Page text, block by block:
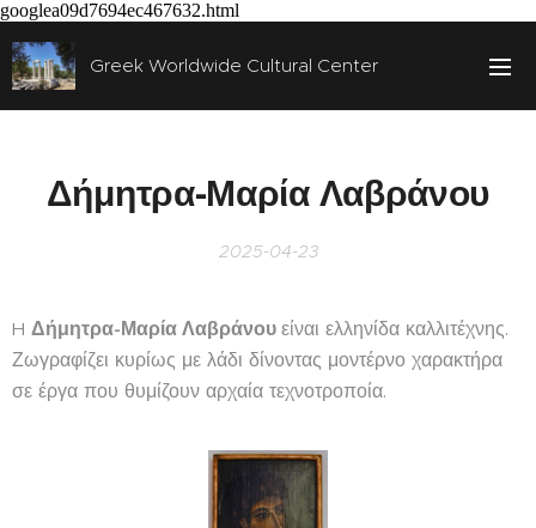
googlea09d7694ec467632.html
Greek Worldwide Cultural Center
Δήμητρα-Μαρία Λαβράνου
2025-04-23
H Δήμητρα-Μαρία Λαβράνου είναι ελληνίδα καλλιτέχνης.
Ζωγραφίζει κυρίως με λάδι δίνοντας μοντέρνο χαρακτήρα
σε έργα που θυμίζουν αρχαία τεχνοτροποία.